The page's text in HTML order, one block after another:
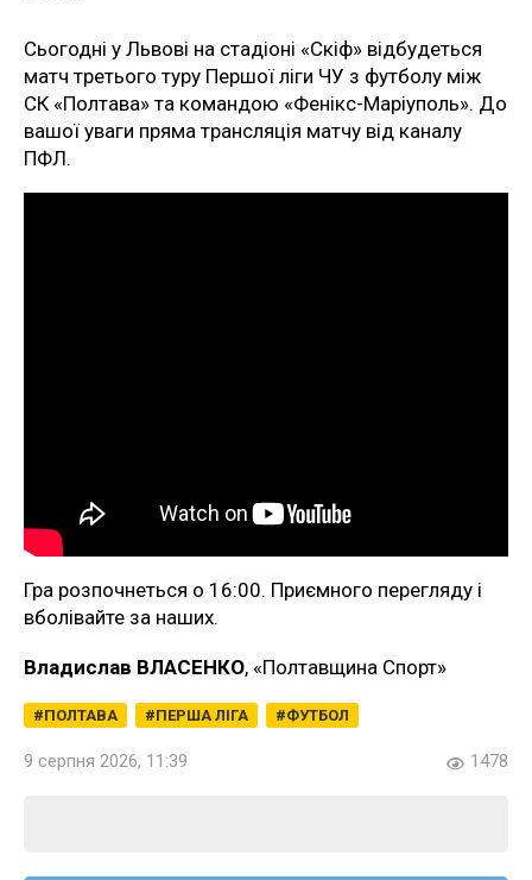
Сьогодні у Львові на стадіоні «Скіф» відбудеться
матч третього туру Першої ліги ЧУ з футболу між
СК «Полтава» та командою «Фенікс-Маріуполь». До
вашої уваги пряма трансляція матчу від каналу
ПФЛ.
Гра розпочнеться о 16:00. Приємного перегляду і
вболівайте за наших.
Владислав ВЛАСЕНКО, «Полтавщина Спорт»
ПОЛТАВА ПЕРША ЛІГА ФУТБОЛ
9 серпня 2026, 11:39 1478